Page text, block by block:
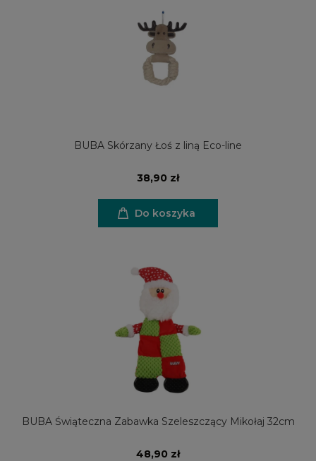
BUBA Skórzany Łoś z liną Eco-line
38,90 zł
Do koszyka
BUBA Świąteczna Zabawka Szeleszczący Mikołaj 32cm
48,90 zł